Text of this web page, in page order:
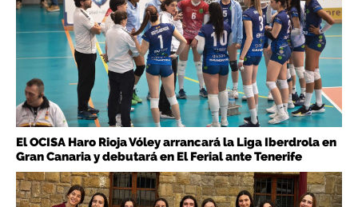
El OCISA Haro Rioja Vóley arrancará la Liga Iberdrola en
Gran Canaria y debutará en El Ferial ante Tenerife